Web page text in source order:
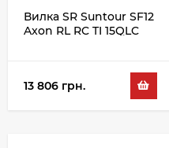
Вилка SR Suntour SF12
Axon RL RC TI 15QLC
13 806 грн.